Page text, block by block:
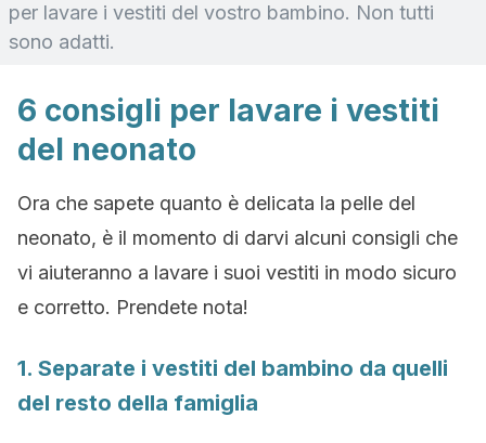
per lavare i vestiti del vostro bambino. Non tutti
sono adatti.
6 consigli per lavare i vestiti
del neonato
Ora che sapete quanto è delicata la pelle del
neonato, è il momento di darvi alcuni consigli che
vi aiuteranno a lavare i suoi vestiti in modo sicuro
e corretto. Prendete nota!
1. Separate i vestiti del bambino da quelli
del resto della famiglia